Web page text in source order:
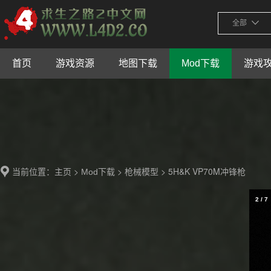
全部
首页 游戏资源 地图下载 Mod下载 游戏
当前位置： 主页 > Mod下载 > 枪械模型 > 5H&K VP70M冲锋枪
2 / 7